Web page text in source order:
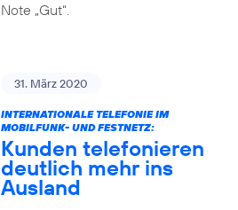
Note „Gut“.
31. März 2020
INTERNATIONALE TELEFONIE IM
MOBILFUNK- UND FESTNETZ:
Kunden telefonieren
deutlich mehr ins
Ausland